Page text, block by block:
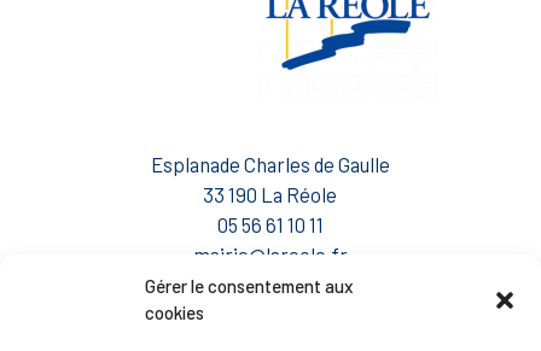
Gérer le consentement aux
cookies
Esplanade Charles de Gaulle
33 190 La Réole
05 56 61 10 11
mairie@lareole.fr
Du lundi au jeudi inclus : 8h30 à 12h30 et 13h30 à